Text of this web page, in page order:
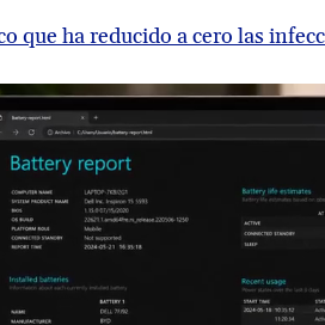
que ha reducido a cero las